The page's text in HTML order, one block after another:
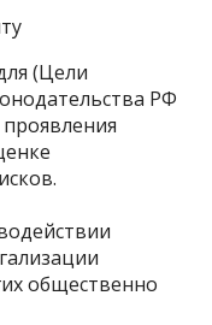
(Цели
РФ
общественно